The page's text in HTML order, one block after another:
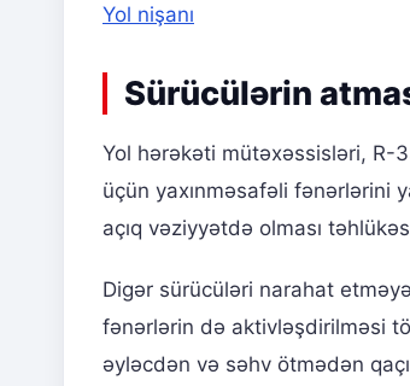
Yol nişanı
Sürücülərin
Yol hərəkəti mütəxəssisləri, R-
üçün yaxınməsafəli fənərlərini
açıq vəziyyətdə olması
Digər sürücüləri narahat
fənərlərin də aktivləşdirilməsi
əyləcdən və səhv ötmədən